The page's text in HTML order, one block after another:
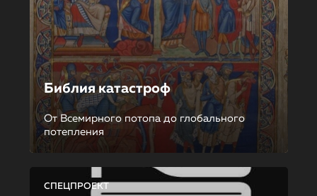
Библия катастроф
От Всемирного потопа до глобального
потепления
СПЕЦПРОЕКТ